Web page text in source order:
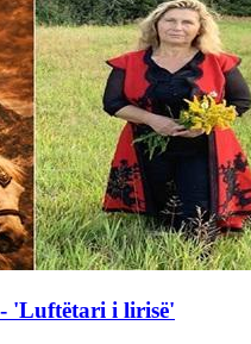
'Luftëtari i lirisë'